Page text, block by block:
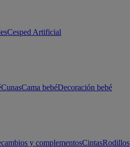
Cesped Artificial
CunasCama bebéDecoración bebé
y complementosCintasRodillos